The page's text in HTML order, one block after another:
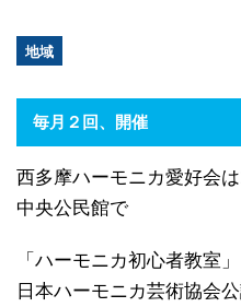
地域
毎月２回、開催
西多摩ハーモニカ愛好会
中央公民館で
「ハーモニカ初心者教室
日本ハーモニカ芸術協会